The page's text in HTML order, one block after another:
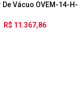
Vácuo OVEM-14-H-
R$ 11.367,86